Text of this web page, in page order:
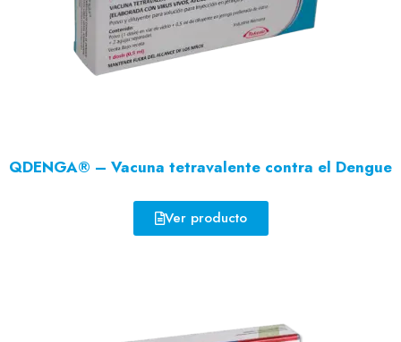
QDENGA® – Vacuna tetravalente contra el Dengue
Ver producto